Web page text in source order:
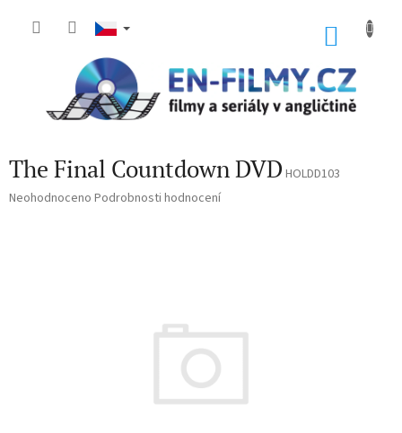
The Final Countdown DVD HOLDD103
Průměrné
Neohodnoceno Podrobnosti hodnocení